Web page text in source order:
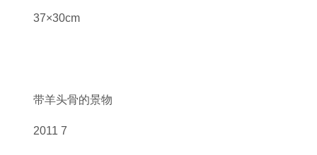
37×30cm
带羊头骨的景物
2011 7